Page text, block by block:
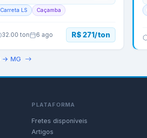
Carreta LS Caçamba
32.00 ton 6 ago R$ 271/ton
→ MG
PLATAFORMA
Fretes disponíveis
Artigos